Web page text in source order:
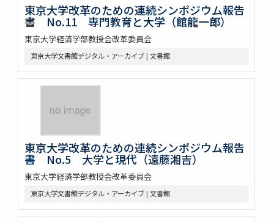
東京大学改革のための連続シンポジウム報告
書 No.11 専門教育と大学（館龍一郎）
東京大学経済学部教授会改革委員会
東京大学文書館デジタル・アーカイブ | 文書館
東京大学改革のための連続シンポジウム報告
書 No.5 大学と現代（遠藤湘吉）
東京大学経済学部教授会改革委員会
東京大学文書館デジタル・アーカイブ | 文書館